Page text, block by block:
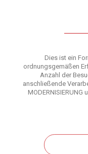
Dies ist ein
ordnungsgemäßen
Anzahl der
anschließende